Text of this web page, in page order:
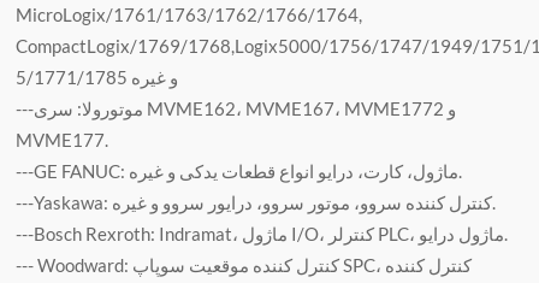
MicroLogix/1761/1763/1762/1766/1764,
CompactLogix/1769/1768,Logix5000/1756/1747/1949/1751/
5/1771/1785 و غیره
---موتورولا: سری MVME162، MVME167، MVME1772 و
MVME177.
---GE FANUC: ماژول، کارت، درایو انواع قطعات یدکی و غیره.
---Yaskawa: کنترل کننده سروو، موتور سروو، درایور سروو و غیره.
---Bosch Rexroth: Indramat، ماژول I/O، کنترلر PLC، ماژول درایو.
--- Woodward: کنترل کننده موقعیت سوپاپ SPC، کنترل کننده